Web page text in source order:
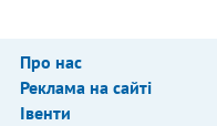
Про нас
Реклама на сайті
Івенти